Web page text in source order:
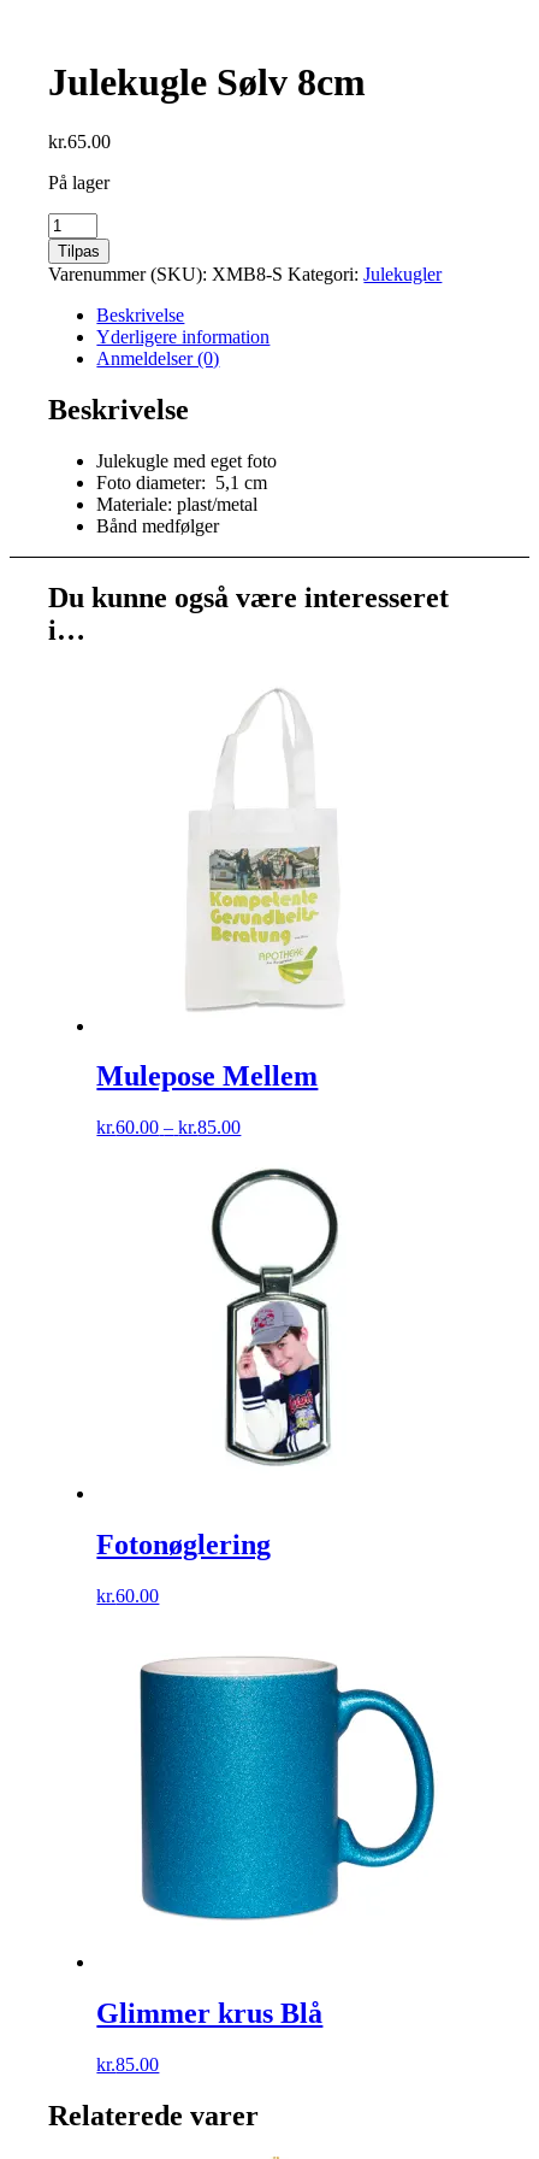
Julekugle Sølv 8cm
kr.65.00
På lager
Julekugle
Sølv
8cm
antal
Tilpas
Varenummer (SKU): XMB8-S Kategori:Julekugler
Beskrivelse
Yderligere information
Anmeldelser (0)
Beskrivelse
Julekugle med eget foto
Foto diameter: 5,1 cm
Materiale: plast/metal
Bånd medfølger
Du kunne også være interesseret
i…
Mulepose Mellem
kr.60.00 – kr.85.00Prisinterval:
til
kr.85.00
Fotonøglering
kr.60.00
Glimmer krus Blå
kr.85.00
Relaterede varer